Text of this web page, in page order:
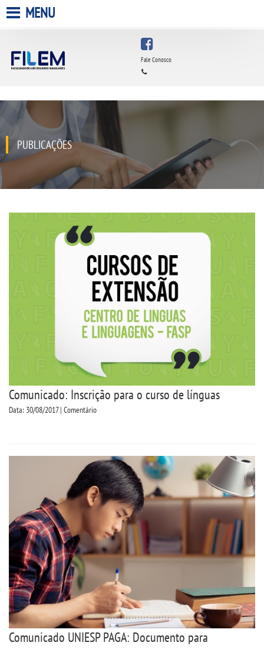
QUEM SOMOS
ESTÁGIOS
BIBLIOTECA
BACHARELADOS
INSCREVA-SE
TRANSFERÊNCIA
SEGUNDA GRADUAÇÃO
MATRÍCULA
EDITAL
MENU
Fale Conosco
PUBLICAÇÕES
Comunicado: Inscrição para o curso de línguas
Data: 30/08/2017 | Comentário
Comunicado UNIESP PAGA: Documento para